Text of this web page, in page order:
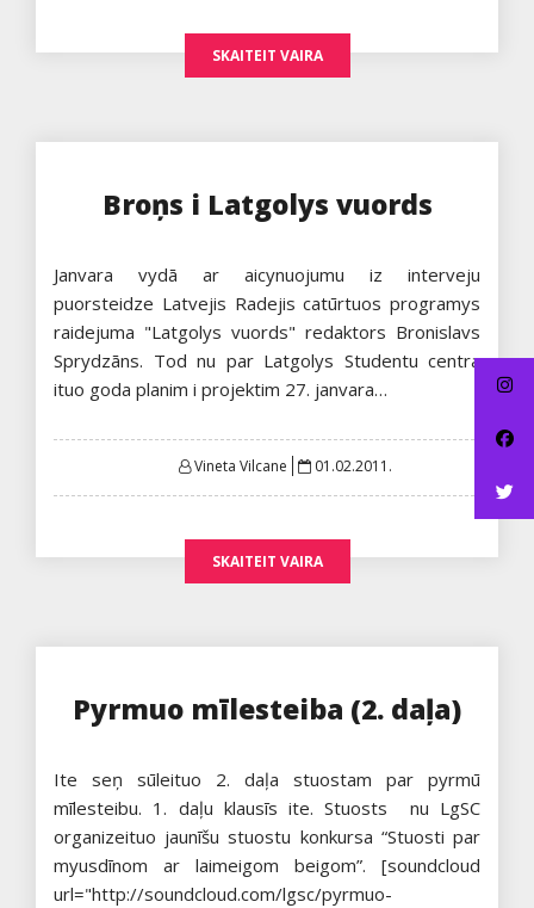
SKAITEIT VAIRA
Broņs i Latgolys vuords
Janvara vydā ar aicynuojumu iz interveju
puorsteidze Latvejis Radejis catūrtuos programys
raidejuma "Latgolys vuords" redaktors Bronislavs
Sprydzāns. Tod nu par Latgolys Studentu centra
ituo goda planim i projektim 27. janvara…
Vineta Vilcane
Posted
01.02.2011.
SKAITEIT VAIRA
Pyrmuo mīlesteiba (2. daļa)
Ite seņ sūleituo 2. daļa stuostam par pyrmū
mīlesteibu. 1. daļu klausīs ite. Stuosts nu LgSC
organizeituo jaunīšu stuostu konkursa “Stuosti par
myusdīnom ar laimeigom beigom”. [soundcloud
url="http://soundcloud.com/lgsc/pyrmuo-